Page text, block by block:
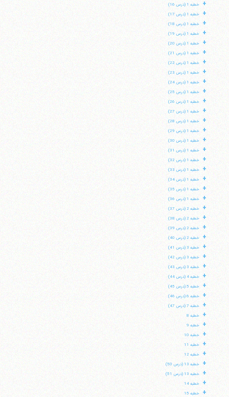
+ خطبه 1 (درس 16)
+ خطبه 1 (درس 17)
+ خطبه 1 (درس 18)
+ خطبه 1 (درس 19)
+ خطبه 1 (درس 20)
+ خطبه 1 (درس 21)
+ خطبه 1 (درس 22)
+ خطبه 1 (درس 23)
+ خطبه 1 (درس 24)
+ خطبه 1 (درس 25)
+ خطبه 1 (درس 26)
+ خطبه 1 (درس 27)
+ خطبه 1 (درس 28)
+ خطبه 1 (درس 29)
+ خطبه 1 (درس 30)
+ خطبه 1 (درس 31)
+ خطبه 1 (درس 32)
+ خطبه 1 (درس 33)
+ خطبه 1 (درس 34)
+ خطبه 1 (درس 35)
+ خطبه 1 (درس 36)
+ خطبه 2 (درس 37)
+ خطبه 2 (درس 38)
+ خطبه 2 (درس 39)
+ خطبه 2 (درس 40)
+ خطبه 3 (درس 41)
+ خطبه 3 (درس 42)
+ خطبه 3 (درس 43)
+ خطبه 4 (درس 44)
+ خطبه 5 (درس 45)
+ خطبه 6 (درس 46)
+ خطبه 7 (درس 47)
+ خطبه 8
+ خطبه 9
+ خطبه 10
+ خطبه 11
+ خطبه 12
+ خطبه 13 (درس 50)
+ خطبه 13 (درس 51)
+ خطبه 14
+ خطبه 15